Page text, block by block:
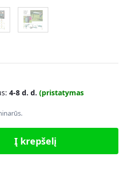
4-8 d. d. (pristatymas
Į krepšelį